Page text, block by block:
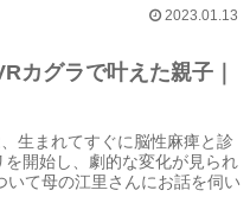
2023.01.13
カグラで叶えた親子｜
生まれてすぐに脳性麻痺と診
開始し、劇的な変化が見られ
いて母の江里さんにお話を伺い